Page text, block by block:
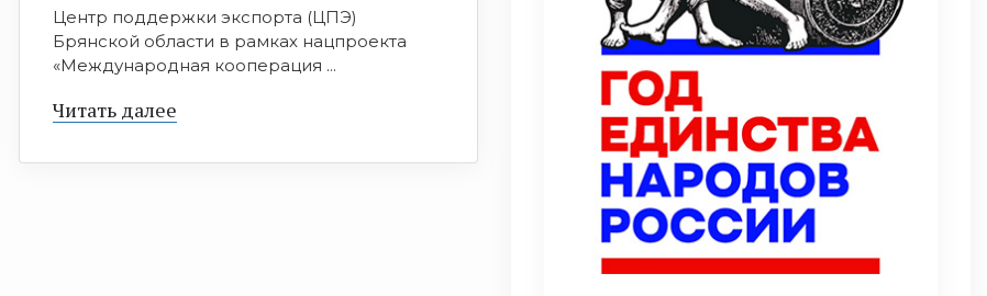
Центр поддержки экспорта (ЦПЭ)
Брянской области в рамках нацпроекта
«Международная кооперация ...
Читать далее